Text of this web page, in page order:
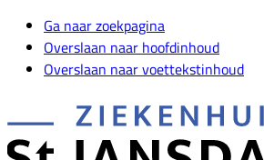
Ga naar zoekpagina
Overslaan naar hoofdinhoud
Overslaan naar voettekstinhoud